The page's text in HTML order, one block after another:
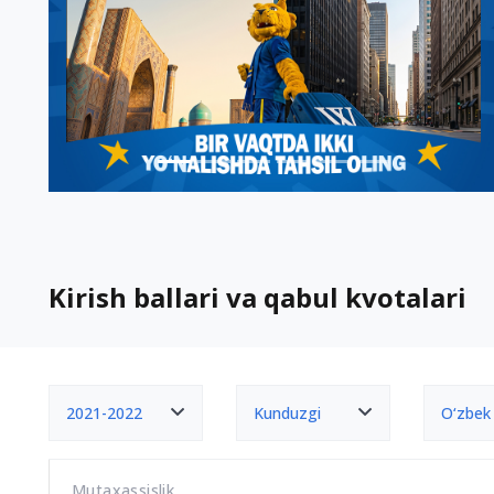
Kirish ballari va qabul kvotalari
2021-2022 Kunduzgi O‘zbek